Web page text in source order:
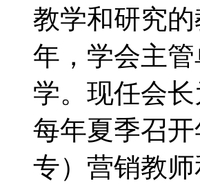
教学和研究
年，学会主
学。现任会
每年夏季召
专）营销教